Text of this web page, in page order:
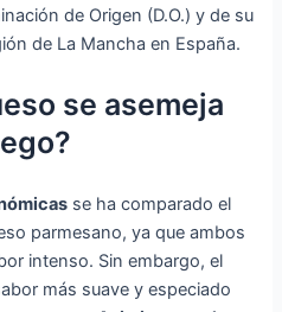
de Origen (D.O.) y de su
de La Mancha en España.
se asemeja
se ha comparado el
parmesano, ya que ambos
intenso. Sin embargo, el
más suave y especiado